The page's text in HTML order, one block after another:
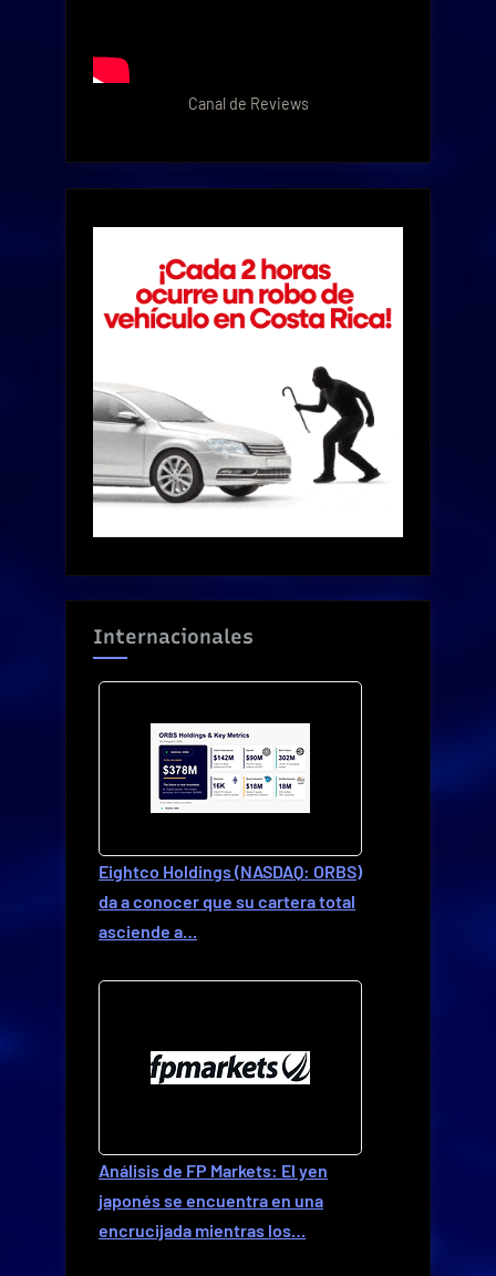
Canal de Reviews
Internacionales
Eightco Holdings (NASDAQ: ORBS)
da a conocer que su cartera total
asciende a…
Análisis de FP Markets: El yen
japonés se encuentra en una
encrucijada mientras los…